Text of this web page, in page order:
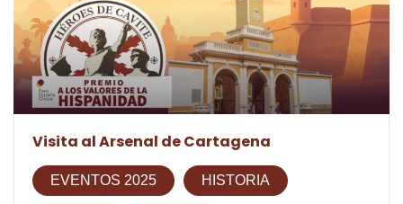
Visita al Arsenal de Cartagena
EVENTOS 2025 HISTORIA